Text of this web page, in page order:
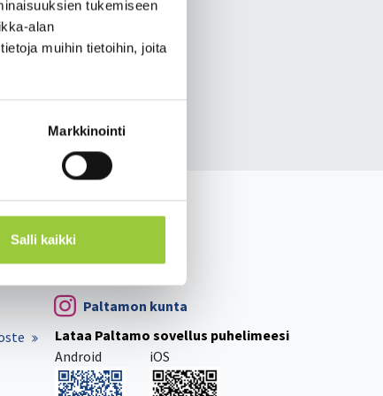
tukemiseen
alan
muihin tietoihin, joita
Markkinointi
Salli kaikki
Visit Paltamo
Paltamon kunta
Lataa Paltamo sovellus puhelimeesi
Android
iOS